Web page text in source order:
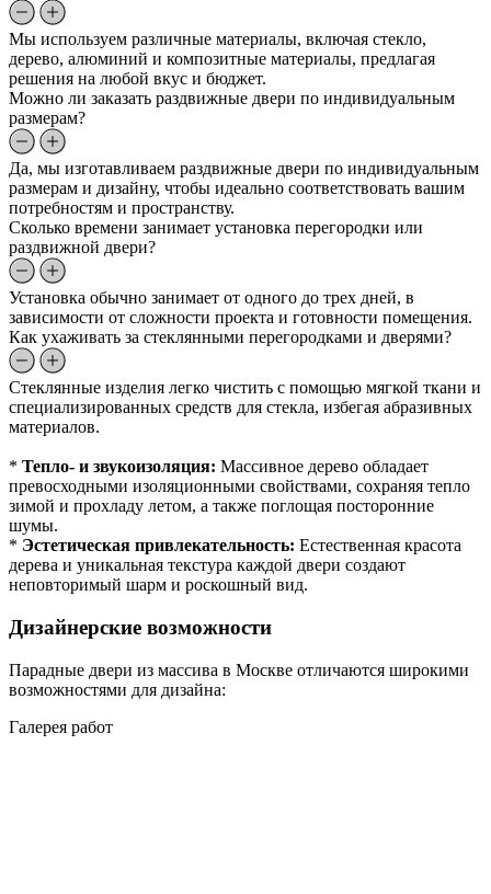
Мы используем различные материалы, включая стекло,
дерево, алюминий и композитные материалы, предлагая
решения на любой вкус и бюджет.
Можно ли заказать раздвижные двери по индивидуальным
размерам?
Да, мы изготавливаем раздвижные двери по индивидуальным
размерам и дизайну, чтобы идеально соответствовать вашим
потребностям и пространству.
Сколько времени занимает установка перегородки или
раздвижной двери?
Установка обычно занимает от одного до трех дней, в
зависимости от сложности проекта и готовности помещения.
Как ухаживать за стеклянными перегородками и дверями?
Стеклянные изделия легко чистить с помощью мягкой ткани и
специализированных средств для стекла, избегая абразивных
материалов.
* Тепло- и звукоизоляция: Массивное дерево обладает
превосходными изоляционными свойствами, сохраняя тепло
зимой и прохладу летом, а также поглощая посторонние
шумы.
* Эстетическая привлекательность: Естественная красота
дерева и уникальная текстура каждой двери создают
неповторимый шарм и роскошный вид.
Дизайнерские возможности
Парадные двери из массива в Москве отличаются широкими
возможностями для дизайна:
Галерея работ